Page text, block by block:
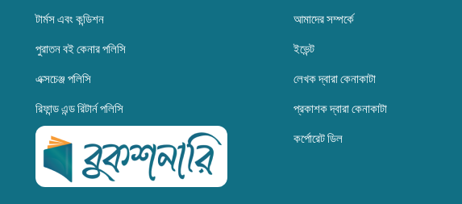
টার্মস এবং কন্ডিশন
পুরাতন বই কেনার পলিসি
এক্সচেঞ্জ পলিসি
রিফান্ড এন্ড রিটার্ন পলিসি
আমাদের সম্পর্কে
ইভেন্ট
লেখক দ্বারা কেনাকাটা
প্রকাশক দ্বারা কেনাকাটা
কর্পোরেট ডিল